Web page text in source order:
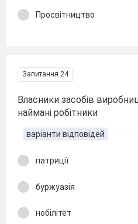
Просвітництво
Запитання 24
Власники засобів
наймані робітники
варіанти відповідей
патриції
буржуазія
нобілітет